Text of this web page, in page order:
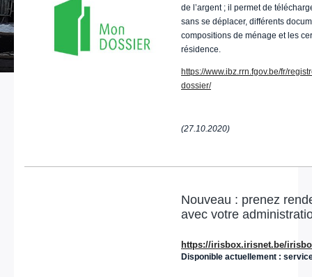
de l’argent ; il permet de
sans se déplacer, différents
compositions de ménage et les
résidence.
https://www.ibz.rrn.fgov.be/fr/
dossier/
(27.10.2020)
Nouveau : prenez
avec votre
https://irisbox.irisnet.be/
Disponible actuellement :